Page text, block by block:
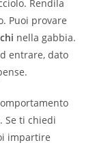
Rendila
Puoi provare
nella gabbia.
entrare, dato
. Se ti chiedi
impartire